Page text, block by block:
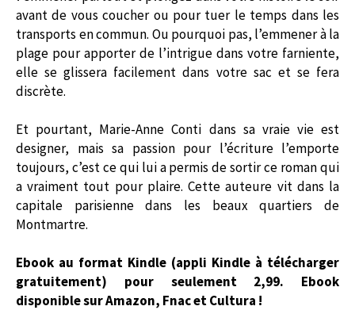
avant de vous coucher ou pour tuer le temps dans les
transports en commun. Ou pourquoi pas, l’emmener à la
plage pour apporter de l’intrigue dans votre farniente,
elle se glissera facilement dans votre sac et se fera
discrète.
Et pourtant, Marie-Anne Conti dans sa vraie vie est
designer, mais sa passion pour l’écriture l’emporte
toujours, c’est ce qui lui a permis de sortir ce roman qui
a vraiment tout pour plaire. Cette auteure vit dans la
capitale parisienne dans les beaux quartiers de
Montmartre.
Ebook au format Kindle (appli Kindle à télécharger
gratuitement) pour seulement 2,99. Ebook
disponible sur Amazon, Fnac et Cultura !